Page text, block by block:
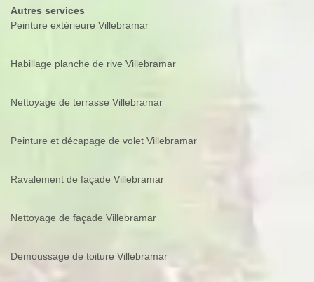
Autres services
Peinture extérieure Villebramar
Habillage planche de rive Villebramar
Nettoyage de terrasse Villebramar
Peinture et décapage de volet Villebramar
Ravalement de façade Villebramar
Nettoyage de façade Villebramar
Demoussage de toiture Villebramar